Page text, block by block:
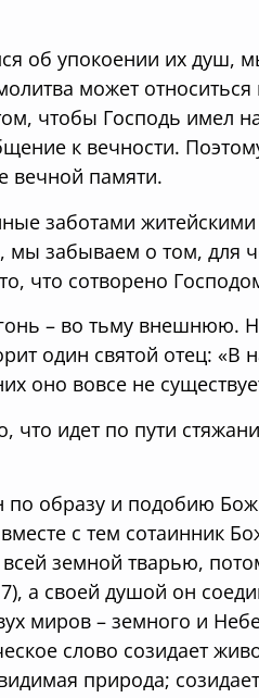
об упокоении их душ,
может
чтобы Господь имел
к вечности.
вечной памяти.
заботами
забываем о том, для
что сотворено
– во тьму внешнюю.
один святой отец: «В
оно вовсе не
что идет по пути
по образу и подобию
с тем сотаинник
земной тварью,
а своей душой он
миров – земного и
слово созидает
природа;